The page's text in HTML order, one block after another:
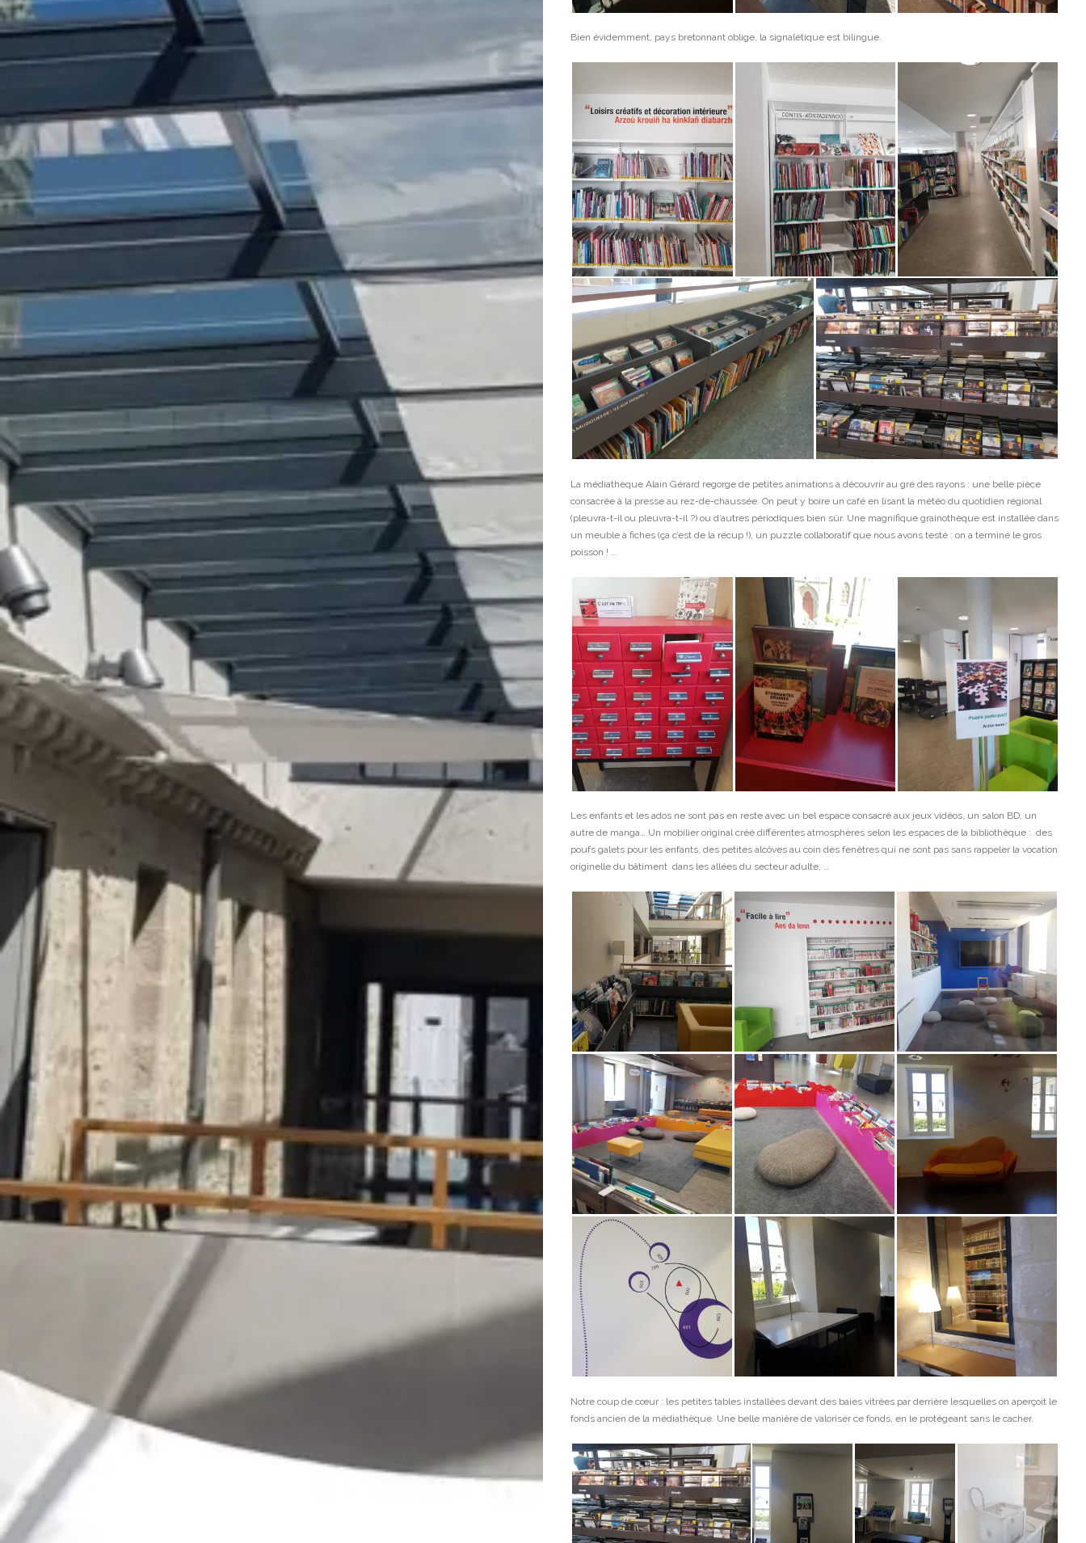
Bien évidemment, pays bretonnant oblige, la signalétique est bilingue.
La médiathèque Alain Gérard regorge de petites animations à découvrir au gré des rayons : une belle pièce
consacrée à la presse au rez-de-chaussée. On peut y boire un café en lisant la météo du quotidien régional
(pleuvra-t-il ou pleuvra-t-il ?) ou d’autres périodiques bien sûr. Une magnifique grainothèque est installée dans
un meuble à fiches (ça c’est de la récup !), un puzzle collaboratif que nous avons testé : on a terminé le gros
poisson ! …
Les enfants et les ados ne sont pas en reste avec un bel espace consacré aux jeux vidéos, un salon BD, un
autre de manga… Un mobilier original créé différentes atmosphères selon les espaces de la bibliothèque : des
poufs galets pour les enfants, des petites alcôves au coin des fenêtres qui ne sont pas sans rappeler la vocation
originelle du bâtiment dans les allées du secteur adulte, …
Notre coup de cœur : les petites tables installées devant des baies vitrées par derrière lesquelles on aperçoit le
fonds ancien de la médiathèque. Une belle manière de valoriser ce fonds, en le protégeant sans le cacher.